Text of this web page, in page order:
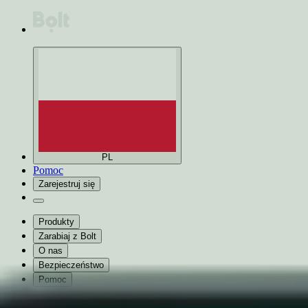
PL
Pomoc
Zarejestruj się
Produkty
Zarabiaj z Bolt
O nas
Bezpieczeństwo
Pomoc
Miasta